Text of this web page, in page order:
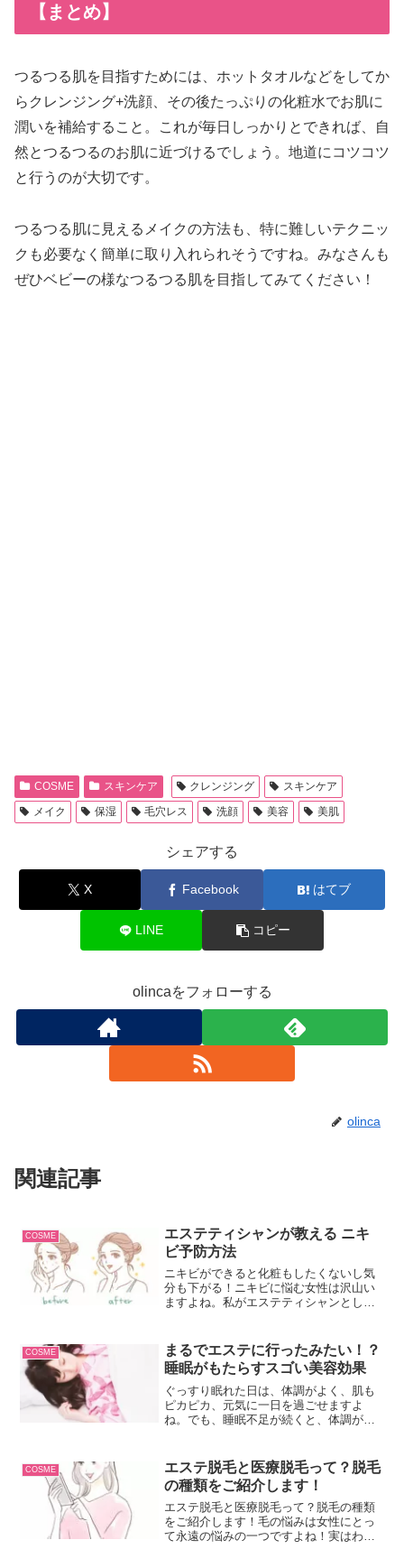
【まとめ】
つるつる肌を目指すためには、ホットタオルなどをしてか
らクレンジング+洗顔、その後たっぷりの化粧水でお肌に
潤いを補給すること。これが毎日しっかりとできれば、自
然とつるつるのお肌に近づけるでしょう。地道にコツコツ
と行うのが大切です。
つるつる肌に見えるメイクの方法も、特に難しいテクニッ
クも必要なく簡単に取り入れられそうですね。みなさんも
ぜひベビーの様なつるつる肌を目指してみてください！
COSME スキンケア クレンジング
スキンケア
メイク
保湿 毛穴レス 洗顔 美容 美肌
シェアする
X Facebook はてブ
LINE コピー
olincaをフォローする
olinca
関連記事
COSME
エステティシャンが教える ニキ
ビ予防方法
ニキビができると化粧もしたくないし気
分も下がる！ニキビに悩む女性は沢山い
ますよね。私がエステティシャンとして
を聞いていると、ニキビの予防方法が間
違っていて余計ニキビを悪...
COSME
まるでエステに行ったみたい！？
睡眠がもたらすスゴい美容効果
ぐっすり眠れた日は、体調がよく、肌も
ピカピカ、元気に一日を過ごせますよ
ね。でも、睡眠不足が続くと、体調が優
は、睡眠は、体の疲れをとるだけでな
く、非常に優れた美容効果があるので
す。普段何気なくとっている睡眠を、見
直してみませんか？
COSME
エステ脱毛と医療脱毛って？脱毛
の種類をご紹介します！
エステ脱毛と医療脱毛って？脱毛の種類
をご紹介します！毛の悩みは女性にとっ
て永遠の悩みの一つですよね！実はわた